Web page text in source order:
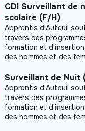
CDI Surveillant de
scolaire (F/H)
Apprentis d'Auteuil
travers des
formation et
des hommes et des
Surveillant de Nuit
Apprentis d'Auteuil
travers des
formation et
des hommes et des